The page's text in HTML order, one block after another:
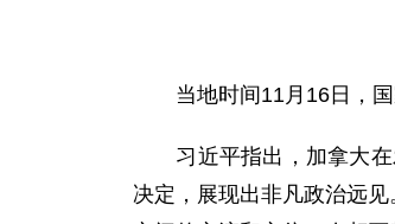
当地时间11月16日，国
习近平指出，加拿大在
决定，展现出非凡政治远